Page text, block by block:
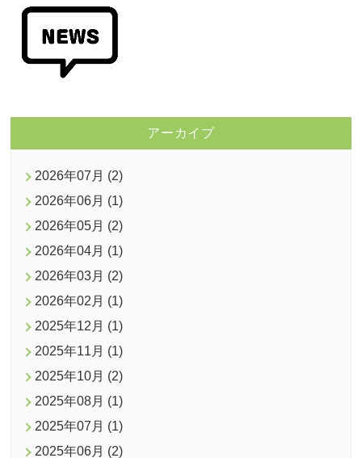
アーカイブ
2026年07月 (2)
2026年06月 (1)
2026年05月 (2)
2026年04月 (1)
2026年03月 (2)
2026年02月 (1)
2025年12月 (1)
2025年11月 (1)
2025年10月 (2)
2025年08月 (1)
2025年07月 (1)
2025年06月 (2)